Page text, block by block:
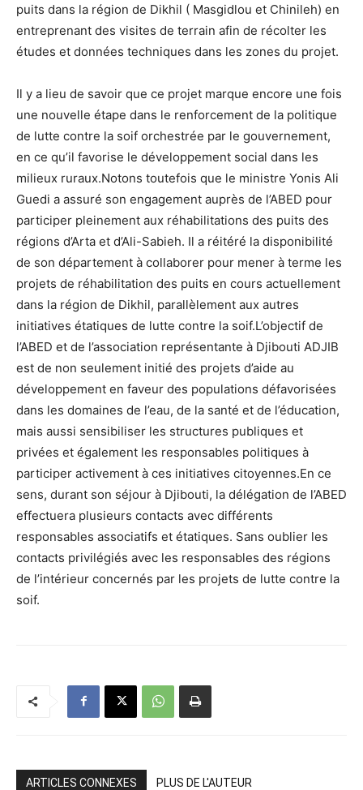
puits dans la région de Dikhil ( Masgidlou et Chinileh) en
entreprenant des visites de terrain afin de récolter les
études et données techniques dans les zones du projet.
Il y a lieu de savoir que ce projet marque encore une fois
une nouvelle étape dans le renforcement de la politique
de lutte contre la soif orchestrée par le gouvernement,
en ce qu’il favorise le développement social dans les
milieux ruraux.Notons toutefois que le ministre Yonis Ali
Guedi a assuré son engagement auprès de l’ABED pour
participer pleinement aux réhabilitations des puits des
régions d’Arta et d’Ali-Sabieh. Il a réitéré la disponibilité
de son département à collaborer pour mener à terme les
projets de réhabilitation des puits en cours actuellement
dans la région de Dikhil, parallèlement aux autres
initiatives étatiques de lutte contre la soif.L’objectif de
l’ABED et de l’association représentante à Djibouti ADJIB
est de non seulement initié des projets d’aide au
développement en faveur des populations défavorisées
dans les domaines de l’eau, de la santé et de l’éducation,
mais aussi sensibiliser les structures publiques et
privées et également les responsables politiques à
participer activement à ces initiatives citoyennes.En ce
sens, durant son séjour à Djibouti, la délégation de l’ABED
effectuera plusieurs contacts avec différents
responsables associatifs et étatiques. Sans oublier les
contacts privilégiés avec les responsables des régions
de l’intérieur concernés par les projets de lutte contre la
soif.
ARTICLES CONNEXES PLUS DE L'AUTEUR